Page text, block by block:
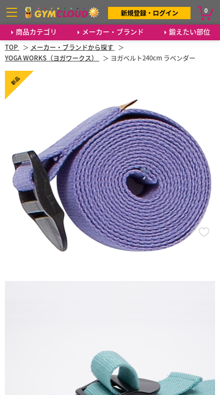
商品カテゴリ メーカー・ブランド 鍛えたい部位
新規登録・ログイン 0
TOP
メーカー・ブランドから探す
YOGA WORKS（ヨガワークス）
ヨガベルト240cm ラベンダー
新品